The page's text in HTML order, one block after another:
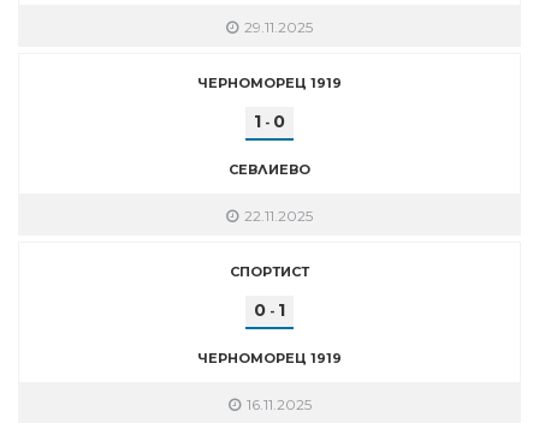
29.11.2025
ЧЕРНОМОРЕЦ 1919
1 - 0
СЕВЛИЕВО
22.11.2025
СПОРТИСТ
0 - 1
ЧЕРНОМОРЕЦ 1919
16.11.2025